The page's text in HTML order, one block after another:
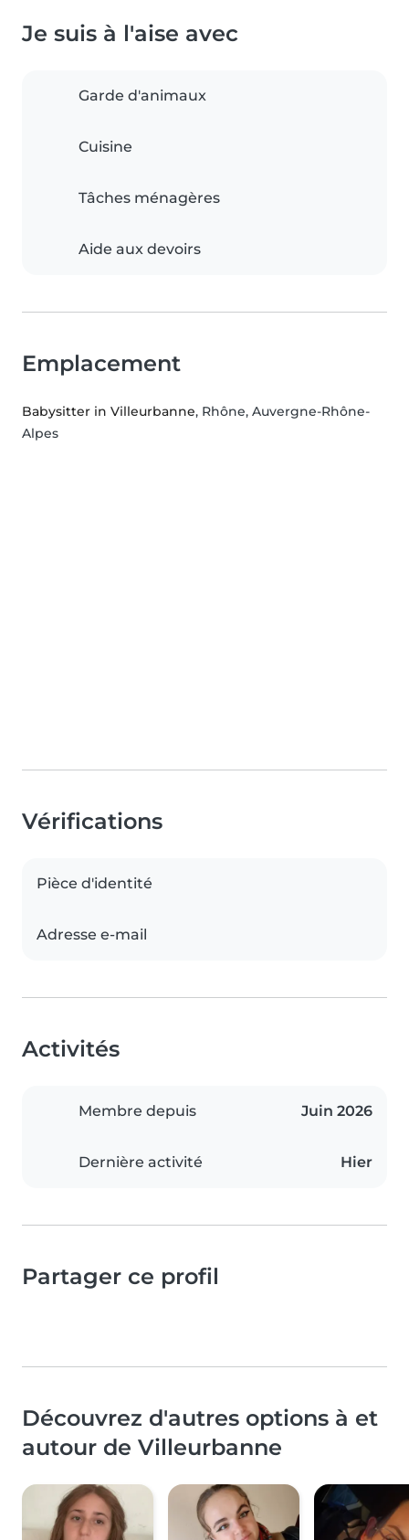
Je suis à l'aise avec
Garde d'animaux
Cuisine
Tâches ménagères
Aide aux devoirs
Emplacement
Babysitter in Villeurbanne, Rhône, Auvergne-Rhône-
Alpes
Vérifications
Pièce d'identité
Adresse e-mail
Activités
Membre depuis Juin 2026
Dernière activité Hier
Partager ce profil
Découvrez d'autres options à et
autour de Villeurbanne